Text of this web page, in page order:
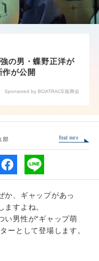
の男・蝶野正洋が
が公開
Sponsored by BOATRACE振興会
部 Read more
か、ギャップがあっ
すよね。
い男性が“ギャップ萌
ーとして登場します。